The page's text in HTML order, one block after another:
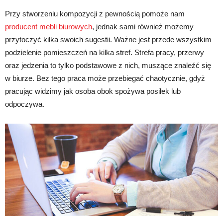
Przy stworzeniu kompozycji z pewnością pomoże nam
producent mebli biurowych, jednak sami również możemy
przytoczyć kilka swoich sugestii. Ważne jest przede wszystkim
podzielenie pomieszczeń na kilka stref. Strefa pracy, przerwy
oraz jedzenia to tylko podstawowe z nich, muszące znaleźć się
w biurze. Bez tego praca może przebiegać chaotycznie, gdyż
pracując widzimy jak osoba obok spożywa posiłek lub
odpoczywa.